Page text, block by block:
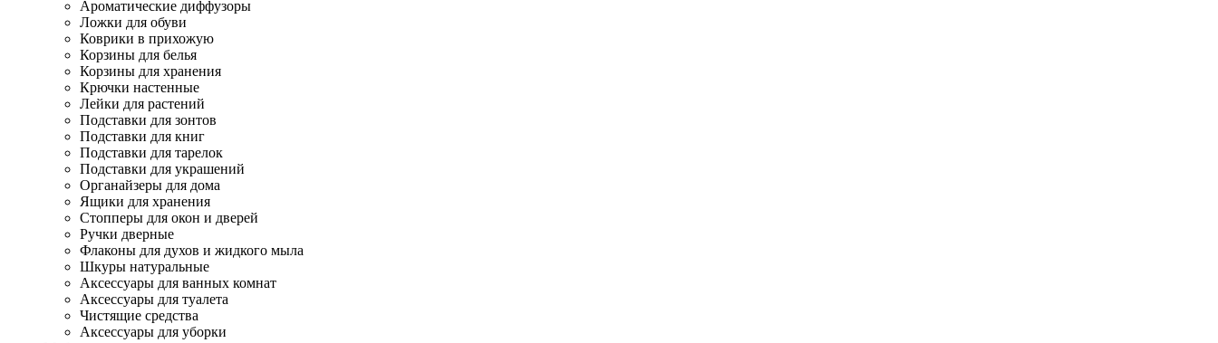
Ароматические диффузоры
Ложки для обуви
Коврики в прихожую
Корзины для белья
Корзины для хранения
Крючки настенные
Лейки для растений
Подставки для зонтов
Подставки для книг
Подставки для тарелок
Подставки для украшений
Органайзеры для дома
Ящики для хранения
Стопперы для окон и дверей
Ручки дверные
Флаконы для духов и жидкого мыла
Шкуры натуральные
Аксессуары для ванных комнат
Аксессуары для туалета
Чистящие средства
Аксессуары для уборки